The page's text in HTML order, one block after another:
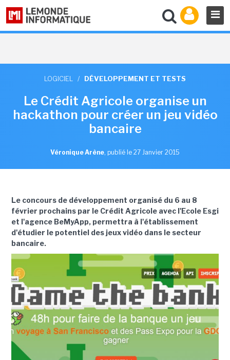
LOGICIEL / DÉVELOPPEMENT ET TESTS
Le Crédit Agricole organise un
hackathon pour créer un jeu vidéo
bancaire
Véronique Arène, publié le 27 Janvier 2015
Le concours de développement organisé du 6 au 8
février prochains par le Crédit Agricole avec l'Ecole Esgi
et l'agence BeMyApp, permettra à l'établissement
d'étudier le potentiel des jeux vidéo dans le secteur
bancaire.